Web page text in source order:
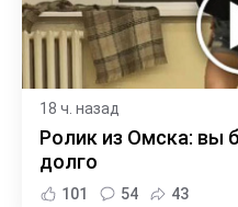
18 ч. назад
Ролик из Омска: вы
долго
101 54 43